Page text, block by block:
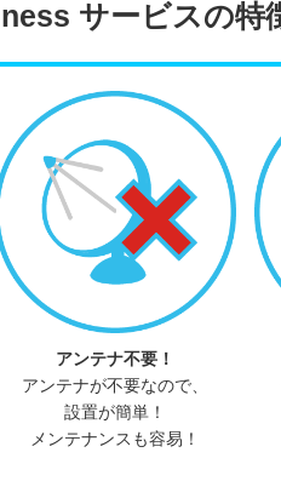
サービスの特
アンテナ不要！
アンテナが不要なので、
設置が簡単！
メンテナンスも容易！